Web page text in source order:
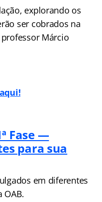
explorando os
ser cobrados na
Márcio
Fase —
para sua
em diferentes
OAB.